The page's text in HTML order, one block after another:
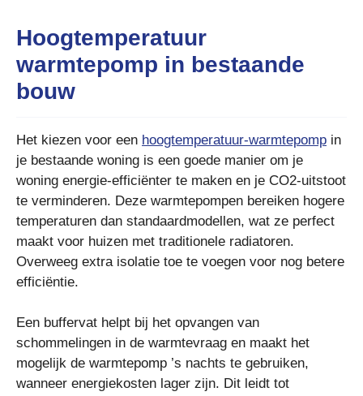
Hoogtemperatuur
warmtepomp in bestaande
bouw
Het kiezen voor een hoogtemperatuur-warmtepomp in
je bestaande woning is een goede manier om je
woning energie-efficiënter te maken en je CO2-uitstoot
te verminderen. Deze warmtepompen bereiken hogere
temperaturen dan standaardmodellen, wat ze perfect
maakt voor huizen met traditionele radiatoren.
Overweeg extra isolatie toe te voegen voor nog betere
efficiëntie.
Een buffervat helpt bij het opvangen van
schommelingen in de warmtevraag en maakt het
mogelijk de warmtepomp ’s nachts te gebruiken,
wanneer energiekosten lager zijn. Dit leidt tot